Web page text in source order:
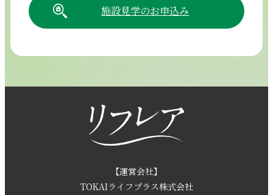
054-265-5811
【電話受付時間】8:30～17:30（月曜～土曜）
採用情報
お問い合わせ
施設見学のお申込み
【運営会社】
TOKAIライフプラス株式会社